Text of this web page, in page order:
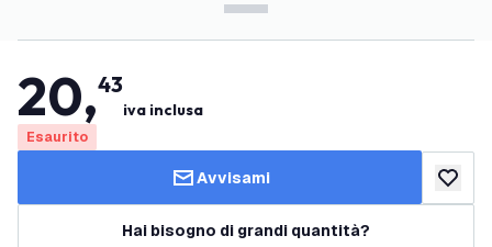
20,43
iva inclusa
Esaurito
Avvisami
Hai bisogno di grandi quantità?